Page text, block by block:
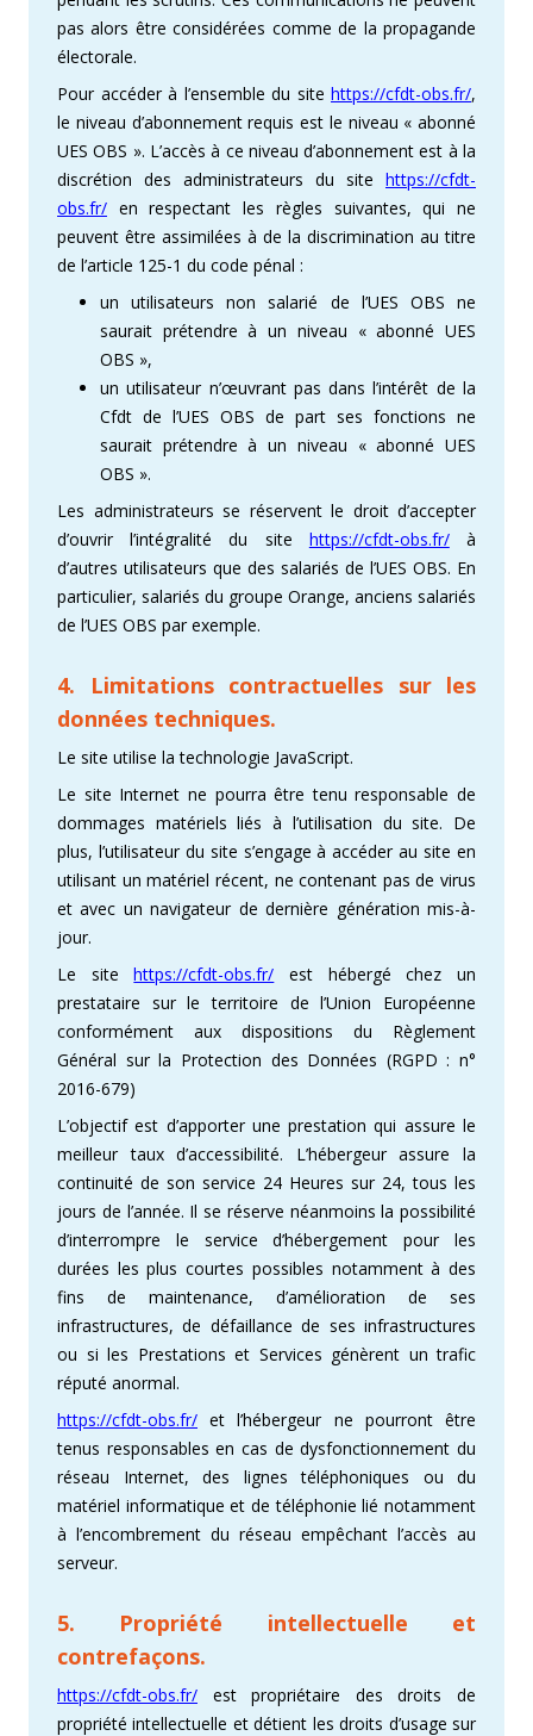
pas alors être considérées comme de la propagande
électorale.
Pour accéder à l’ensemble du site https://cfdt-obs.fr/,
le niveau d’abonnement requis est le niveau « abonné
UES OBS ». L’accès à ce niveau d’abonnement est à la
discrétion des administrateurs du site https://cfdt-
obs.fr/ en respectant les règles suivantes, qui ne
peuvent être assimilées à de la discrimination au titre
de l’article 125-1 du code pénal :
un utilisateurs non salarié de l’UES OBS ne
saurait prétendre à un niveau « abonné UES
OBS »,
un utilisateur n’œuvrant pas dans l’intérêt de la
Cfdt de l’UES OBS de part ses fonctions ne
saurait prétendre à un niveau « abonné UES
OBS ».
Les administrateurs se réservent le droit d’accepter
d’ouvrir l’intégralité du site https://cfdt-obs.fr/à
d’autres utilisateurs que des salariés de l’UES OBS. En
particulier, salariés du groupe Orange, anciens salariés
de l’UES OBS par exemple.
4. Limitations contractuelles sur les
données techniques.
Le site utilise la technologie JavaScript.
Le site Internet ne pourra être tenu responsable de
dommages matériels liés à l’utilisation du site. De
plus, l’utilisateur du site s’engage à accéder au site en
utilisant un matériel récent, ne contenant pas de virus
et avec un navigateur de dernière génération mis-à-
jour.
Le sitehttps://cfdt-obs.fr/ est hébergé chez un
prestataire sur le territoire de l’Union Européenne
conformément aux dispositions du Règlement
Général sur la Protection des Données (RGPD : n°
2016-679)
L’objectif est d’apporter une prestation qui assure le
meilleur taux d’accessibilité. L’hébergeur assure la
continuité de son service 24 Heures sur 24, tous les
jours de l’année. Il se réserve néanmoins la possibilité
d’interrompre le service d’hébergement pour les
durées les plus courtes possibles notamment à des
fins de maintenance, d’amélioration de ses
infrastructures, de défaillance de ses infrastructures
ou si les Prestations et Services génèrent un trafic
réputé anormal.
https://cfdt-obs.fr/ et l’hébergeur ne pourront être
tenus responsables en cas de dysfonctionnement du
réseau Internet, des lignes téléphoniques ou du
matériel informatique et de téléphonie lié notamment
à l’encombrement du réseau empêchant l’accès au
serveur.
5. Propriété intellectuelle et
contrefaçons.
https://cfdt-obs.fr/ est propriétaire des droits de
propriété intellectuelle et détient les droits d’usage sur